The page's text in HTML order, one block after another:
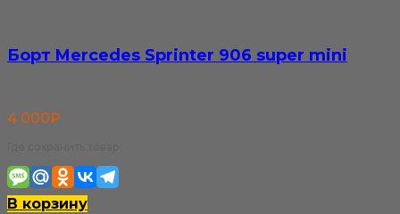
Борт Mercedes Sprinter 906 super mini
4 000₽
В корзину